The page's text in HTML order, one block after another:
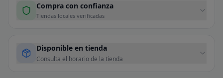
Compra con confianza
Tiendas locales verificadas
Disponible en tienda
Consulta el horario de la tienda